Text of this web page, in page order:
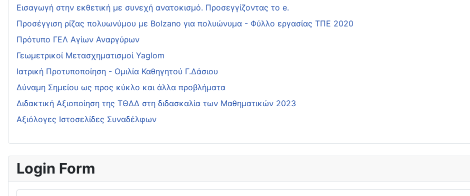
Εισαγωγή στην εκθετική με συνεχή ανατοκισμό. Προσεγγίζοντας το e.
Προσέγγιση ρίζας πολυωνύμου με Bolzano για πολυώνυμα - Φύλλο εργασίας ΤΠΕ 2020
Πρότυπο ΓΕΛ Αγίων Αναργύρων
Γεωμετρικοί Μετασχηματισμοί Yaglom
Ιατρική Προτυποποίηση - Ομιλία Καθηγητού Γ.Δάσιου
Δύναμη Σημείου ως προς κύκλο και άλλα προβλήματα
Διδακτική Αξιοποίηση της ΤΘΔΔ στη διδασκαλία των Μαθηματικών 2023
Αξιόλογες Ιστοσελίδες Συναδέλφων
Login Form